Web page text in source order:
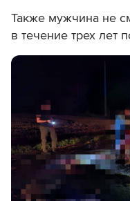
Также мужчина не
в течение трех лет